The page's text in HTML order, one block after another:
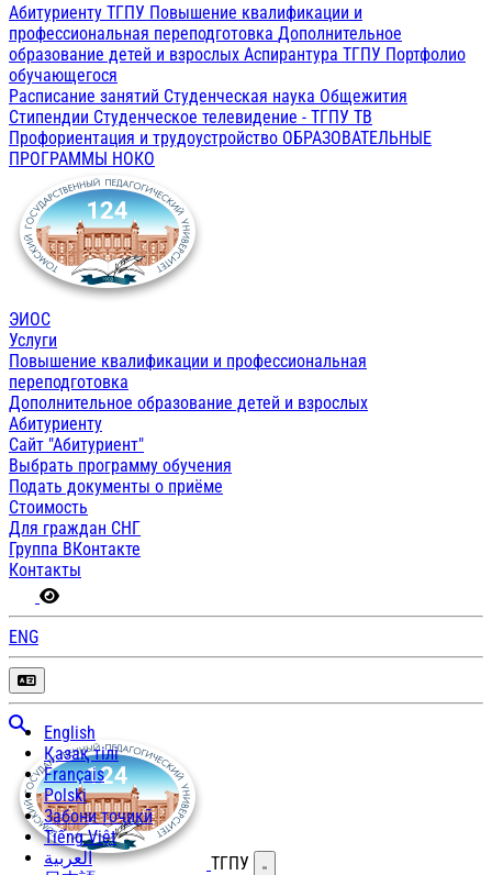
Абитуриенту ТГПУ Повышение квалификации и
профессиональная переподготовка Дополнительное
образование детей и взрослых Аспирантура ТГПУ Портфолио
обучающегося
Расписание занятий Студенческая наука Общежития
Стипендии Студенческое телевидение - ТГПУ ТВ
Профориентация и трудоустройство ОБРАЗОВАТЕЛЬНЫЕ
ПРОГРАММЫ НОКО
ЭИОС
Услуги
Повышение квалификации и профессиональная
переподготовка
Дополнительное образование детей и взрослых
Абитуриенту
Сайт "Абитуриент"
Выбрать программу обучения
Подать документы о приёме
Стоимость
Для граждан СНГ
Группа ВКонтакте
Контакты
ENG
English
Қазақ тілі
Français
Polski
Забони тоҷикӣ
Tiếng Việt
العربية
ТГПУ Открыть меню